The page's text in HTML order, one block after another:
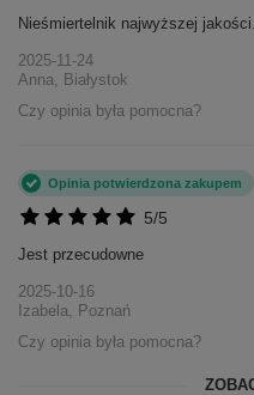
Nieśmiertelnik najwyższej
2025-11-24
Anna, Białystok
Czy opinia była pomocna?
5/5
Opinia potwierdzona zakupem
Jest przecudowne
2025-10-16
Izabela, Poznań
Czy opinia była pomocna?